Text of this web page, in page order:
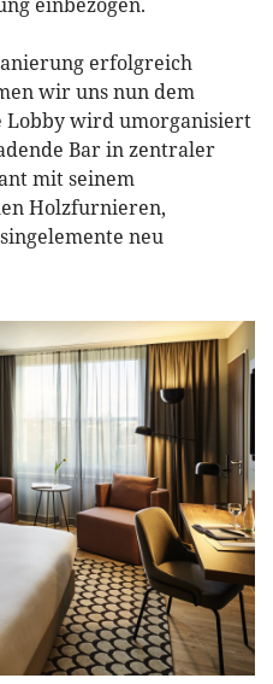
erfolgreich
wir uns nun dem
Lobby wird umorganisiert
Bar in zentraler
mit seinem
Holzfurnieren,
neu